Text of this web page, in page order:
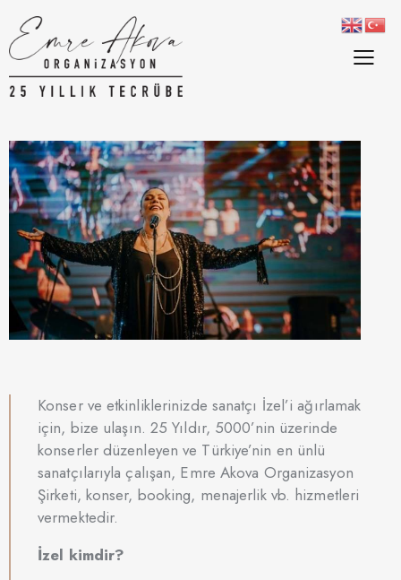
Konser ve etkinliklerinizde sanatçı İzel’i ağırlamak
için, bize ulaşın. 25 Yıldır, 5000’nin üzerinde
konserler düzenleyen ve Türkiye’nin en ünlü
sanatçılarıyla çalışan, Emre Akova Organizasyon
Şirketi, konser, booking, menajerlik vb. hizmetleri
vermektedir.
İzel kimdir?